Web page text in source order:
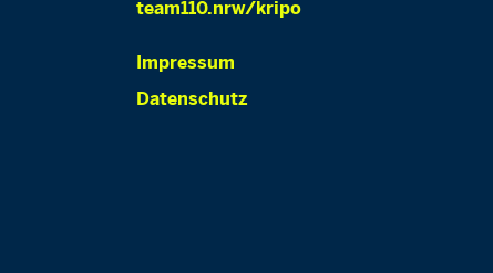
team110.nrw/kripo
Impressum
Datenschutz